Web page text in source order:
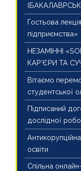
Гостьова
підприємства»
НЕЗАМІННІ
КАР'ЄРИ ТА
Вітаємо
студентської
Підписаний
дослідної
освіти
Спільна